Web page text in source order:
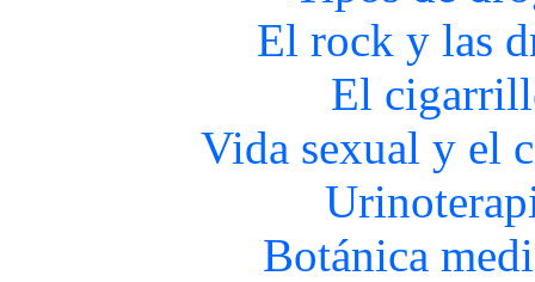
El rock y las
El
Vida sexual y el
Botánica